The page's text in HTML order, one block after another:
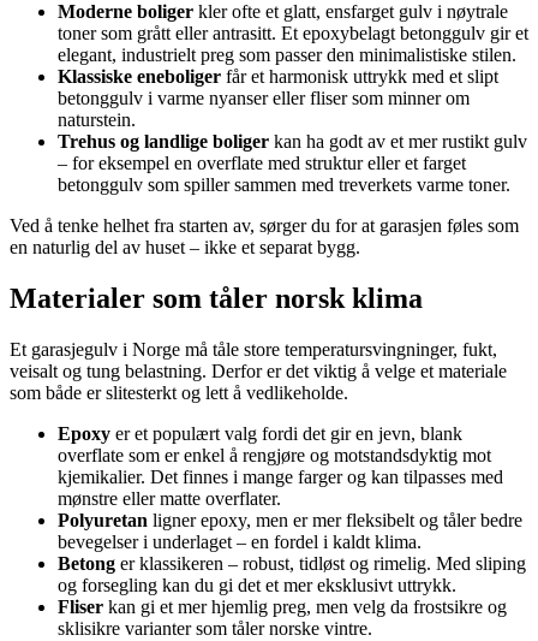
Moderne boliger kler ofte et glatt, ensfarget gulv i nøytrale
toner som grått eller antrasitt. Et epoxybelagt betonggulv gir et
elegant, industrielt preg som passer den minimalistiske stilen.
Klassiske eneboliger får et harmonisk uttrykk med et slipt
betonggulv i varme nyanser eller fliser som minner om
naturstein.
Trehus og landlige boliger kan ha godt av et mer rustikt gulv
– for eksempel en overflate med struktur eller et farget
betonggulv som spiller sammen med treverkets varme toner.
Ved å tenke helhet fra starten av, sørger du for at garasjen føles som
en naturlig del av huset – ikke et separat bygg.
Materialer som tåler norsk klima
Et garasjegulv i Norge må tåle store temperatursvingninger, fukt,
veisalt og tung belastning. Derfor er det viktig å velge et materiale
som både er slitesterkt og lett å vedlikeholde.
Epoxy er et populært valg fordi det gir en jevn, blank
overflate som er enkel å rengjøre og motstandsdyktig mot
kjemikalier. Det finnes i mange farger og kan tilpasses med
mønstre eller matte overflater.
Polyuretan ligner epoxy, men er mer fleksibelt og tåler bedre
bevegelser i underlaget – en fordel i kaldt klima.
Betong er klassikeren – robust, tidløst og rimelig. Med sliping
og forsegling kan du gi det et mer eksklusivt uttrykk.
Fliser kan gi et mer hjemlig preg, men velg da frostsikre og
sklisikre varianter som tåler norske vintre.